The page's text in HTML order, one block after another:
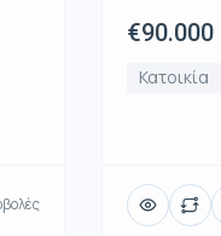
€90.000
Κατοικία